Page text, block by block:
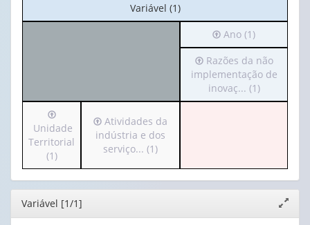
No
cabeçalho:
Variável (1)
Irá
para
o
cabeçalho
(possui
apenas
(1)
Ano (1)
Irá
para
cabeçalho
Razões
Razões da não
implementação de
inovaç... (1)
Irá
para
o
cabeçalho
(possui
apenas
valor):
Unidade
Territorial
(1)
Irá
para
apenas
valor):
Atividades da
indústria e dos
serviço... (1)
Editor
janela
Variável [1/1]